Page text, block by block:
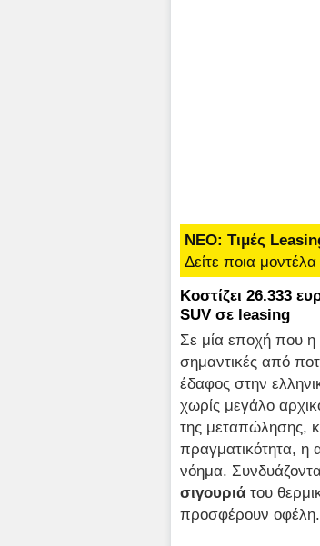
ΝΕΟ: Τιμές
Δείτε ποια μοντέλα
Κοστίζει 26.333
SUV σε leasing
Σε μία εποχή που η
σημαντικές από
έδαφος στην
χωρίς μεγάλο
της μεταπώλησης,
πραγματικότητα, η
νόημα.
σιγουριά του
προσφέρουν οφέλη.